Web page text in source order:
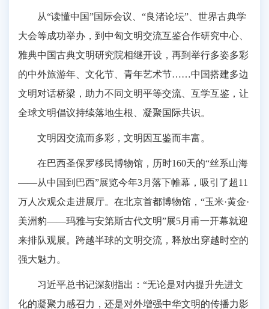
从“读懂中国”国际会议、“良渚论坛”、世界古典学
大会等成功举办，到中匈文明交流互鉴合作研究中心、
雅典中国古典文明研究院相继开设，再到举行多姿多彩
的中外旅游年、文化节、青年艺术节……中国搭建多边
文明对话桥梁，助力不同文明平等交流、互学互鉴，让
全球文明倡议持续落地生根、凝聚国际共识。
文明因交流而多彩，文明因互鉴而丰富。
在巴西圣保罗移民博物馆，历时160天的“丝系山海
——从中国到巴西”展览今年3月落下帷幕，吸引了超11
万人次观众走进展厅。在北京首都博物馆，“玉米·黄金·
美洲豹——玛雅与安第斯古代文明”展5月甫一开幕就迎
来排队观展。跨越半球的文明交流，释放出穿越时空的
强大魅力。
习近平总书记深刻指出：“无论是对内提升先进文
化的凝聚力感召力，还是对外增强中华文明的传播力影